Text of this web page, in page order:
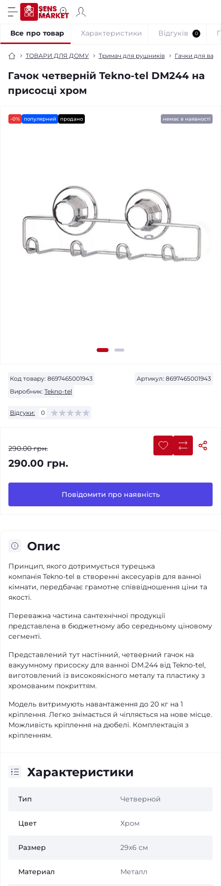
ТОВАРИ ДЛЯ ДОМУ Тримач для рушників Гачки для
Гачок четверній Tekno-tel DM244 на
присосці хром
Все про товар Характеристики Відгуків 0
-0% популярний продано немає в наявності
Код товару: 8697465001943 Артикул: 8697465001943
Виробник: Tekno-tel
Відгуки: 0
290.00 грн.
290.00 грн.
Повідомити про наявність
Опис
Принцип, якого дотримується турецька
компанія Tekno-tel в створенні аксесуарів для ванної
кімнати, передбачає грамотне співвідношення ціни та
якості.
Переважна частина сантехнічної продукції
представлена в бюджетному або середньому ціновому
сегменті.
Представлений тут настінний, четверний гачок на
вакуумному присоску для ванної DM.244 від Tekno-tel,
виготовлений із високоякісного металу та пластику з
хромованим покриттям.
Модель витримують навантаження до 20 кг на 1
кріплення. Легко знімається й чіпляється на нове місце.
Можливість кріплення на дюбелі. Комплектація з
кріпленням.
Характеристики
Тип Четверной
Цвет Хром
Размер 29х6 см
Материал Металл